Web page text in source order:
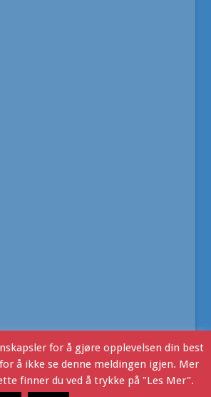
for å gjøre opplevelsen din best
å ikke se denne meldingen igjen. Mer
finner du ved å trykke på "Les Mer".